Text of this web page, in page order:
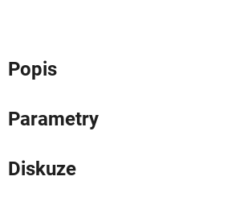
Popis
Parametry
Diskuze